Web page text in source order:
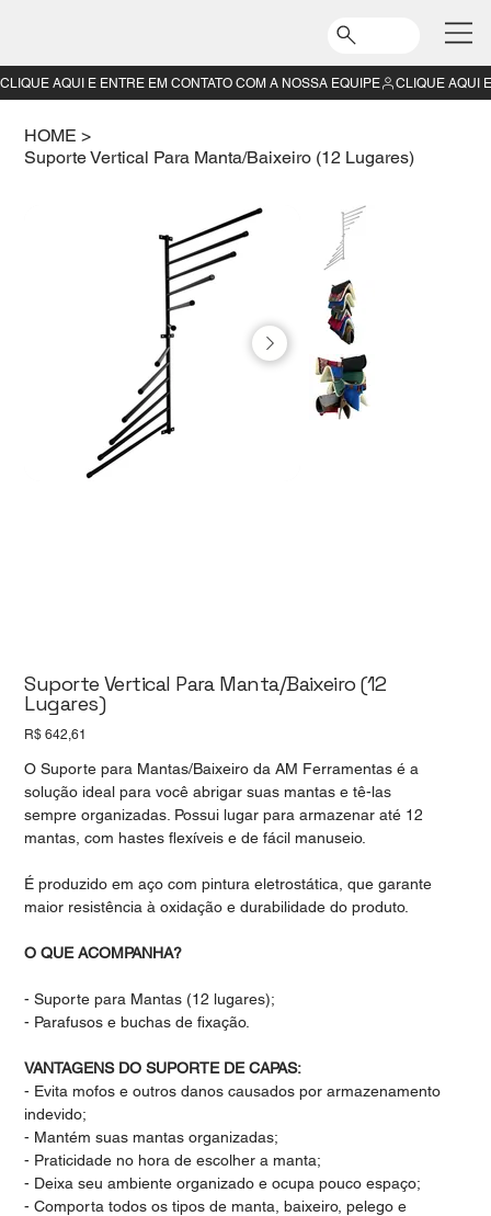
HOME >
Suporte Vertical Para Manta/Baixeiro (12 Lugares)
Suporte Vertical Para Manta/Baixeiro (12
Lugares)
Preço
R$ 642,61
O Suporte para Mantas/Baixeiro da AM Ferramentas é a
solução ideal para você abrigar suas mantas e tê-las
sempre organizadas. Possui lugar para armazenar até 12
mantas, com hastes flexíveis e de fácil manuseio.
É produzido em aço com pintura eletrostática, que garante
maior resistência à oxidação e durabilidade do produto.
O QUE ACOMPANHA?
- Suporte para Mantas (12 lugares);
- Parafusos e buchas de fixação.
VANTAGENS DO SUPORTE DE CAPAS:
- Evita mofos e outros danos causados por armazenamento
indevido;
- Mantém suas mantas organizadas;
- Praticidade no hora de escolher a manta;
- Deixa seu ambiente organizado e ocupa pouco espaço;
- Comporta todos os tipos de manta, baixeiro, pelego e
CLIQUE AQUI E ENTRE EM CONTATO COM A NOSSA EQUIPE